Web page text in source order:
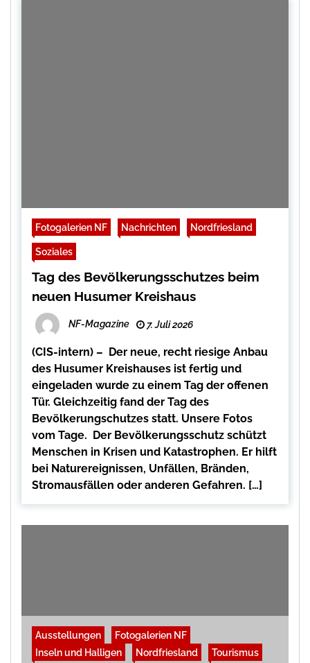
Fotogalerien NF Nachrichten Nordfriesland
Soziales
Tag des Bevölkerungsschutzes beim
neuen Husumer Kreishaus
NF-Magazine 7. Juli 2026
(CIS-intern) – Der neue, recht riesige Anbau
des Husumer Kreishauses ist fertig und
eingeladen wurde zu einem Tag der offenen
Tür. Gleichzeitig fand der Tag des
Bevölkerungschutzes statt. Unsere Fotos
vom Tage. Der Bevölkerungsschutz schützt
Menschen in Krisen und Katastrophen. Er hilft
bei Naturereignissen, Unfällen, Bränden,
Stromausfällen oder anderen Gefahren. […]
Ausstellungen
Fotogalerien NF
Inseln und Halligen
Nordfriesland Tourismus